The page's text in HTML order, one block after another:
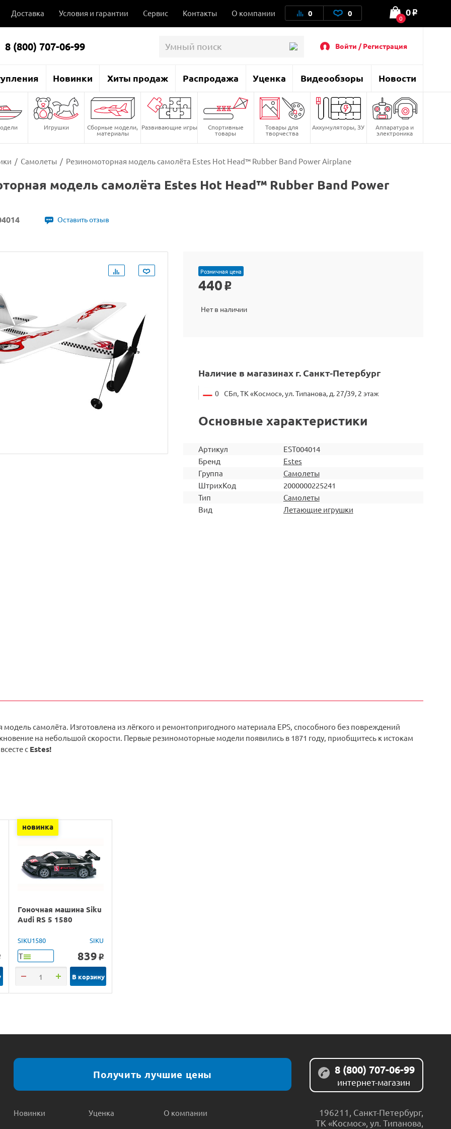
Доставка Условия и гарантии Сервис Контакты О компании 0 0 0
0 o
8 (800) 707-06-99 Войти / Регистрация
Новинки Хиты продаж Распродажа Уценка Видеообзоры Новости
Игрушки Сборные модели,
материалы
Развивающие игры Спортивные
товары
Товары для
творчества
Аккумуляторы, ЗУ Аппаратура и
электроника
/ Самолеты / Резиномоторная модель самолёта Estes Hot Head™ Rubber Band Power Airplane
модель самолёта Estes Hot Head™ Rubber Band Power
Оставить отзыв
Розничная цена
440 o
Нет в наличии
Наличие в магазинах г. Санкт-Петербург
0 СБп, ТК «Космос», ул. Типанова, д. 27/39, 2 этаж
Основные характеристики
Артикул
EST004014
Бренд
Estes
Группа
Самолеты
ШтрихКод
2000000225241
Тип
Самолеты
Вид
Летающие игрушки
самолёта. Изготовлена из лёгкого и ремонтопригодного материала EPS, способного без повреждений
на небольшой скорости. Первые резиномоторные модели появились в 1871 году, приобщитесь к истокам
с Estes!
новинка
Гоночная машина Siku
Audi RS 5 1580
SIKU1580 SIKU
Т 839 o
В корзину
Получить лучшие цены
Новинки Уценка О компании
8 (800) 707-06-99
интернет-магазин
196211 Санкт-Петербург,
ТК «Космос», ул. Типанова,